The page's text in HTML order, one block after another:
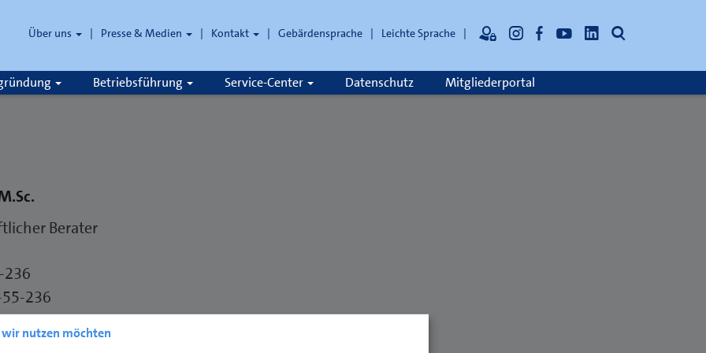
Über uns Presse & Medien Kontakt Gebärdensprache Leichte Sprache
Betriebsführung Service-Center Datenschutz Mitgliederportal
Berater
236
236
oldenburg.de
nutzen möchten